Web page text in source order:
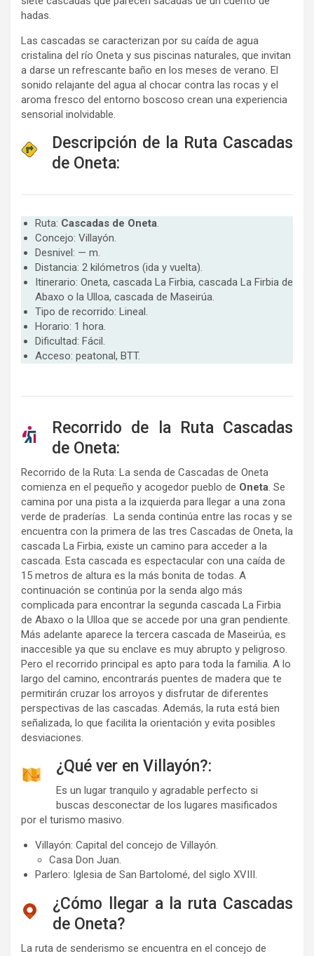
hadas.
Las cascadas se caracterizan por su caída de agua
cristalina del río Oneta y sus piscinas naturales, que invitan
a darse un refrescante baño en los meses de verano. El
sonido relajante del agua al chocar contra las rocas y el
aroma fresco del entorno boscoso crean una experiencia
sensorial inolvidable.
Descripción de la Ruta Cascadas
de Oneta:
Ruta: Cascadas de Oneta.
Concejo: Villayón.
Desnivel: — m.
Distancia: 2 kilómetros (ida y vuelta).
Itinerario: Oneta, cascada La Firbia, cascada La Firbia de
Abaxo o la Ulloa, cascada de Maseirúa.
Tipo de recorrido: Lineal.
Horario: 1 hora.
Dificultad: Fácil.
Acceso: peatonal, BTT.
Recorrido de la Ruta Cascadas
de Oneta:
Recorrido de la Ruta: La senda de Cascadas de Oneta
comienza en el pequeño y acogedor pueblo de Oneta. Se
camina por una pista a la izquierda para llegar a una zona
verde de praderías. La senda continúa entre las rocas y se
encuentra con la primera de las tres Cascadas de Oneta, la
cascada La Firbia, existe un camino para acceder a la
cascada. Esta cascada es espectacular con una caída de
15 metros de altura es la más bonita de todas. A
continuación se continúa por la senda algo más
complicada para encontrar la segunda cascada La Firbia
de Abaxo o la Ulloa que se accede por una gran pendiente.
Más adelante aparece la tercera cascada de Maseirúa, es
inaccesible ya que su enclave es muy abrupto y peligroso.
Pero el recorrido principal es apto para toda la familia. A lo
largo del camino, encontrarás puentes de madera que te
permitirán cruzar los arroyos y disfrutar de diferentes
perspectivas de las cascadas. Además, la ruta está bien
señalizada, lo que facilita la orientación y evita posibles
desviaciones.
¿Qué ver en Villayón?:
Es un lugar tranquilo y agradable perfecto si
buscas desconectar de los lugares masificados
por el turismo masivo.
Villayón: Capital del concejo de Villayón.
Casa Don Juan.
Parlero: Iglesia de San Bartolomé, del siglo XVIII.
¿Cómo llegar a la ruta Cascadas
de Oneta?
La ruta de senderismo se encuentra en el concejo de